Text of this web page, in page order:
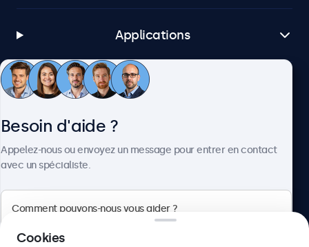
Applications
Service client
Besoin d'aide ?
Appelez-nous ou envoyez un message pour entrer en contact
avec un spécialiste.
Cookies